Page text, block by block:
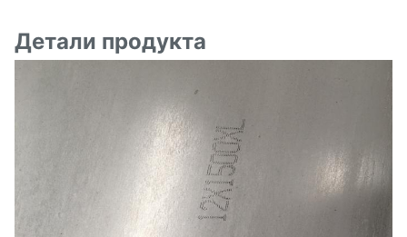
Детали продукта